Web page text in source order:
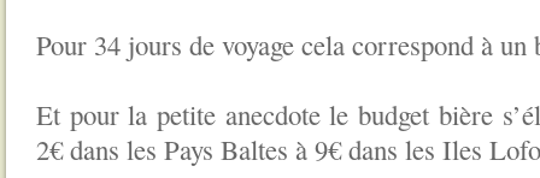
Pour 34 jours de voyage cela correspond à
Et pour la petite anecdote le budget bière
2€ dans les Pays Baltes à 9€ dans les Iles